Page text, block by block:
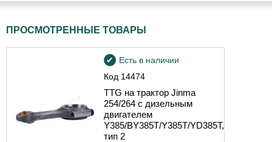
ПРОСМОТРЕННЫЕ ТОВАРЫ
Код 14474
Есть в наличии
TTG на трактор Jinma
254/264 с дизельным
двигателем
Y385/BY385T/Y385T/YD385T,
тип 2